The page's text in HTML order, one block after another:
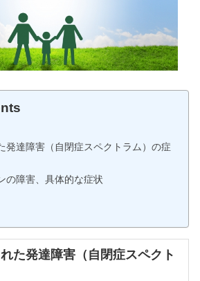
発達障害（自閉症スペクトラム）の症
の障害、具体的な症状
た発達障害（自閉症スペクト